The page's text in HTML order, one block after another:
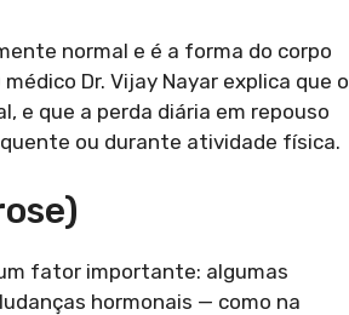
normal e é a forma do corpo
Dr. Vijay Nayar explica que o
e que a perda diária em repouso
ou durante atividade física.
fator importante: algumas
hormonais — como na